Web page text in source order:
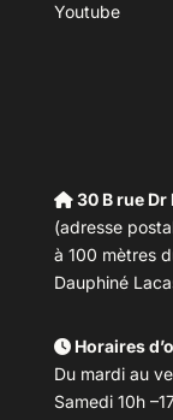
Youtube
30 B rue Dr
(adresse
à 100 mètres
Dauphiné
Horaires
Du mardi au
Samedi 10h